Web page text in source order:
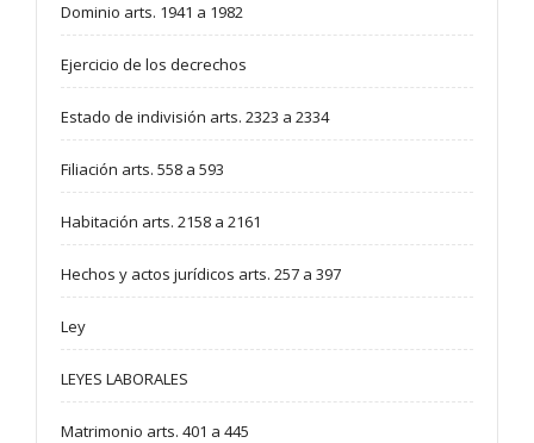
Dominio arts. 1941 a 1982
Ejercicio de los decrechos
Estado de indivisión arts. 2323 a 2334
Filiación arts. 558 a 593
Habitación arts. 2158 a 2161
Hechos y actos jurídicos arts. 257 a 397
Ley
LEYES LABORALES
Matrimonio arts. 401 a 445